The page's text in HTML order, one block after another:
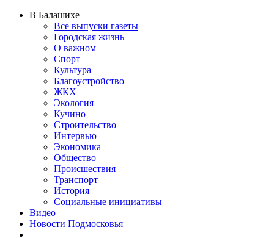
В Балашихе
Все выпуски газеты
Городская жизнь
О важном
Спорт
Культура
Благоустройство
ЖКХ
Экология
Кучино
Строительство
Интервью
Экономика
Общество
Происшествия
Транспорт
История
Социальные инициативы
Видео
Новости Подмосковья